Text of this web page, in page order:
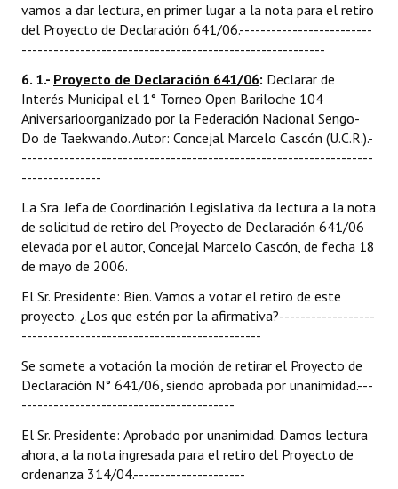
vamos a dar lectura, en primer lugar a la nota para el retiro
del Proyecto de Declaración 641/06.-------------------------
---------------------------------------------------------
6. 1.- Proyecto de Declaración 641/06: Declarar de
Interés Municipal el 1° Torneo Open Bariloche 104
Aniversarioorganizado por la Federación Nacional Sengo-
Do de Taekwando. Autor: Concejal Marcelo Cascón (U.C.R.).-
------------------------------------------------------------------
---------------
La Sra. Jefa de Coordinación Legislativa da lectura a la nota
de solicitud de retiro del Proyecto de Declaración 641/06
elevada por el autor, Concejal Marcelo Cascón, de fecha 18
de mayo de 2006.
El Sr. Presidente: Bien. Vamos a votar el retiro de este
proyecto. ¿Los que estén por la afirmativa?------------------
---------------------------------------------
Se somete a votación la moción de retirar el Proyecto de
Declaración N° 641/06, siendo aprobada por unanimidad.---
----------------------------------------
El Sr. Presidente: Aprobado por unanimidad. Damos lectura
ahora, a la nota ingresada para el retiro del Proyecto de
ordenanza 314/04.---------------------